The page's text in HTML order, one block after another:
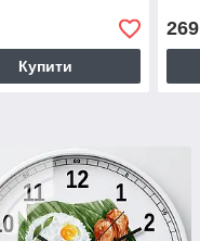
Купити
269